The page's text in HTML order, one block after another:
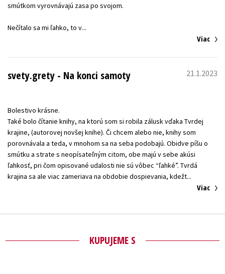
smútkom vyrovnávajú zasa po svojom.
Viac
svety.grety - Na konci samoty 21.1.2023
Bolestivo krásne.
Také bolo čítanie knihy, na ktorú som si robila zálusk vďaka Tvrdej
krajine, (autorovej novšej knihe). Či chcem alebo nie, knihy som
porovnávala a teda, v mnohom sa na seba podobajú. Obidve píšu o
smútku a strate s neopísateľným citom, obe majú v sebe akúsi
ľahkosť, pri čom opisované udalosti nie sú vôbec “ľahké”. Tvrdá
Viac
KUPUJEME S